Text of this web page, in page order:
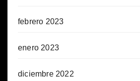
febrero 2023
enero 2023
diciembre 2022